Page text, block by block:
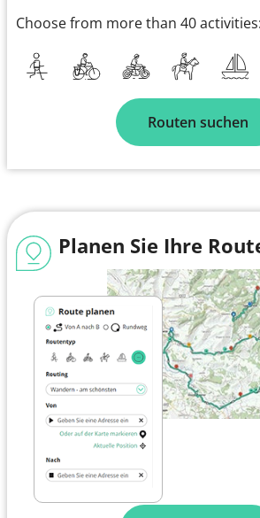
Choose from more than 40 activities:
Routen suchen
Planen Sie Ihre